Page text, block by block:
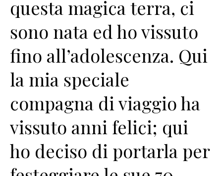
questa magica terra, ci
sono nata ed ho vissuto
fino all’adolescenza. Qui
la mia speciale
compagna di viaggio ha
vissuto anni felici; qui
ho deciso di portarla per